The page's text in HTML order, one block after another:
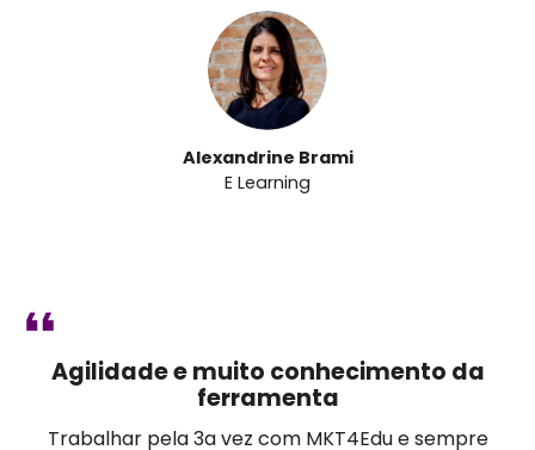
Alexandrine Brami
E Learning
Agilidade e muito conhecimento da
ferramenta
Trabalhar pela 3a vez com MKT4Edu e sempre